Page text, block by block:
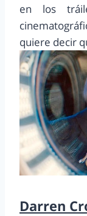
en los
quiere decir
Darren